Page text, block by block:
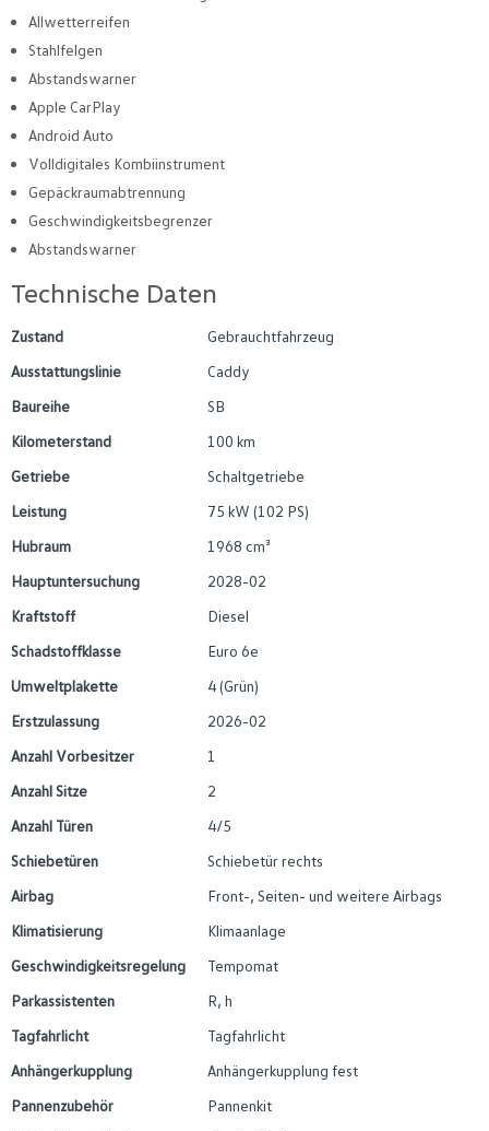
Allwetterreifen
Stahlfelgen
Abstandswarner
Apple CarPlay
Android Auto
Volldigitales Kombiinstrument
Gepäckraumabtrennung
Geschwindigkeitsbegrenzer
Abstandswarner
Technische Daten
Zustand
Gebrauchtfahrzeug
Ausstattungslinie
Caddy
Baureihe
SB
Kilometerstand
100 km
Getriebe
Schaltgetriebe
Leistung
75 kW (102 PS)
Hubraum
1968 cm³
Hauptuntersuchung
2028-02
Kraftstoff
Diesel
Schadstoffklasse
Euro 6e
Umweltplakette
4 (Grün)
Erstzulassung
2026-02
Anzahl Vorbesitzer
1
Anzahl Sitze
2
Anzahl Türen
4/5
Schiebetüren
Schiebetür rechts
Airbag
Front-, Seiten- und weitere Airbags
Klimatisierung
Klimaanlage
Geschwindigkeitsregelung
Tempomat
Parkassistenten
R, h
Tagfahrlicht
Tagfahrlicht
Anhängerkupplung
Anhängerkupplung fest
Pannenzubehör
Pannenkit